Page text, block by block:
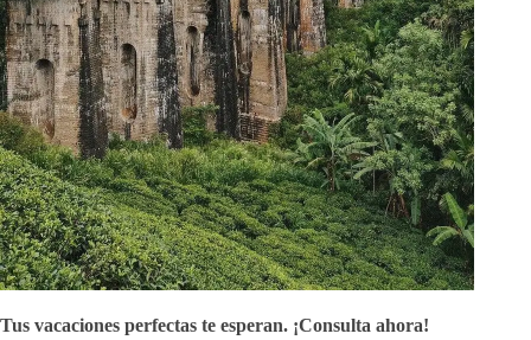
Aprobado
por el
Ministerio
de
Turismo del
Gobierno de
la India
Nombre de
confianza
en
Rajasthan
Tours
El mejor
proveedor
de servicios
B2C
Paquetes
buena
Soluciones
Servicios
Tus vacaciones perfectas te esperan. ¡Consulta ahora!